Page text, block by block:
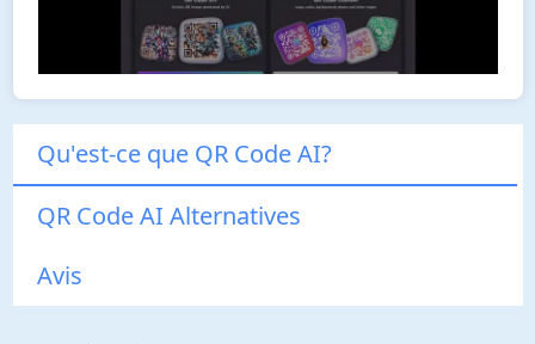
Qu'est-ce que QR Code AI?
QR Code AI Alternatives
Avis